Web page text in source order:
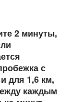
2 минуты,
с
для 1,6 км,
каждым